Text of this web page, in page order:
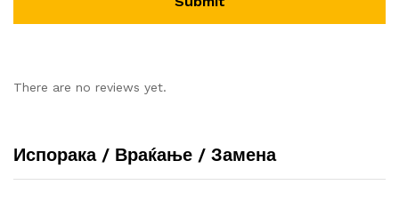
There are no reviews yet.
Испорака / Враќање / Замена